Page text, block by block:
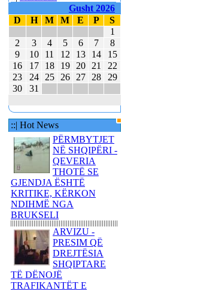
E MBAJTËN PARA
KUVENDIT KONCERTIN
ME KËNGË PATRIOTIKE
SHQIPTARE
KËNGËTARJA
BRITANIKE E SHTYN
UDHËTIMIN NË
HAPËSIRË
BARCELONA NË
FINALEN EVROPIANE
POLAKËT PO
PËRGATITEN PËR LUFTË
REPUBLIKA E KOSOVËS
DHE REPUBLIKA E
SHQIPËRISË - BASHKË
NË KANË
80 AMERIKANË
KËNDOJNË SOT PARA
Gusht 2026
D
H M M E P
S
1
2
3 4 5 6 7
8
9
10 11 12 13 14
15
16
17 18 19 20 21
22
23
24 25 26 27 28
29
30
31
::| Hot News
PËRMBYTJET
NË SHQIPËRI -
QEVERIA
THOTË SE
GJENDJA ËSHTË
KRITIKE, KËRKON
NDIHMË NGA
BRUKSELI
ARVIZU -
PRESIM QË
DREJTËSIA
SHQIPTARE
TË DËNOJË
TRAFIKANTËT E